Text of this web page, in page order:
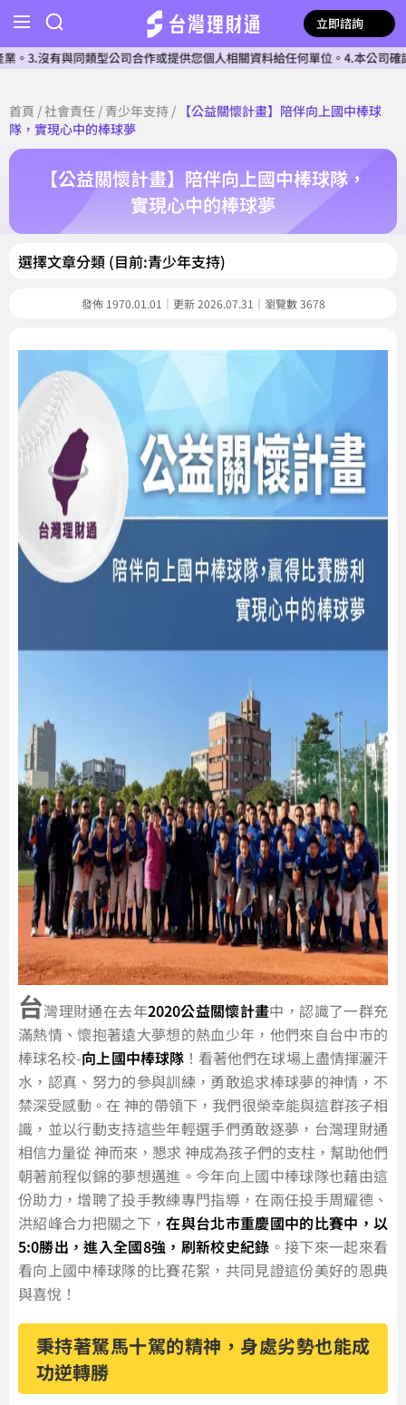
立即諮詢
公司合作或提供您個人相關資料給任何單位。4.本公司確認核貸前不會
首頁 /社會責任 / 青少年支持 / 【公益關懷計畫】陪伴向上國中棒球
隊，實現心中的棒球夢
【公益關懷計畫】陪伴向上國中棒球隊，
實現心中的棒球夢
選擇文章分類 (目前:青少年支持)
發佈 1970.01.01｜更新 2026.07.31｜瀏覽數 3678
台灣理財通在去年2020公益關懷計畫中，認識了一群充
滿熱情、懷抱著遠大夢想的熱血少年，他們來自台中市的
棒球名校-向上國中棒球隊！看著他們在球場上盡情揮灑汗
水，認真、努力的參與訓練，勇敢追求棒球夢的神情，不
禁深受感動。在 神的帶領下，我們很榮幸能與這群孩子相
識，並以行動支持這些年輕選手們勇敢逐夢，台灣理財通
相信力量從 神而來，懇求 神成為孩子們的支柱，幫助他們
朝著前程似錦的夢想邁進。今年向上國中棒球隊也藉由這
份助力，增聘了投手教練專門指導，在兩任投手周耀德、
洪紹峰合力把關之下，在與台北市重慶國中的比賽中，以
5:0勝出，進入全國8強，刷新校史紀錄 。接下來一起來看
看向上國中棒球隊的比賽花絮，共同見證這份美好的恩典
與喜悅！
秉持著駑馬十駕的精神，身處劣勢也能成
功逆轉勝